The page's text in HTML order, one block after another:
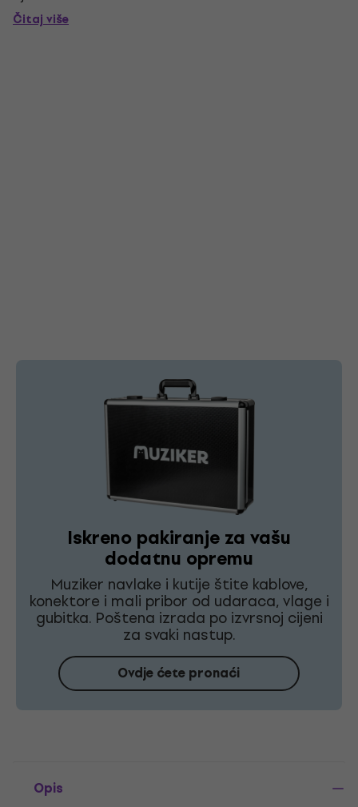
Čitaj više
Iskreno pakiranje za vašu
dodatnu opremu
Muziker navlake i kutije štite kablove,
konektore i mali pribor od udaraca, vlage i
gubitka. Poštena izrada po izvrsnoj cijeni
za svaki nastup.
Ovdje ćete pronaći
Opis